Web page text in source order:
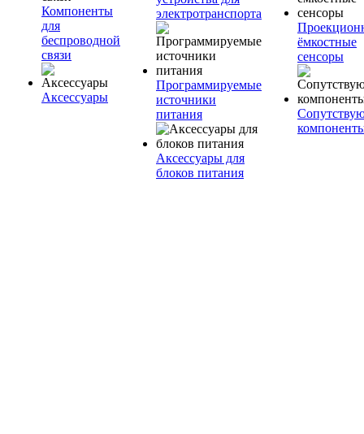
Компоненты
для
беспроводной
связи
Аксессуары
электротранспорта
Программируемые
источники
питания
Аксессуары для
блоков питания
ёмкостные
сенсоры